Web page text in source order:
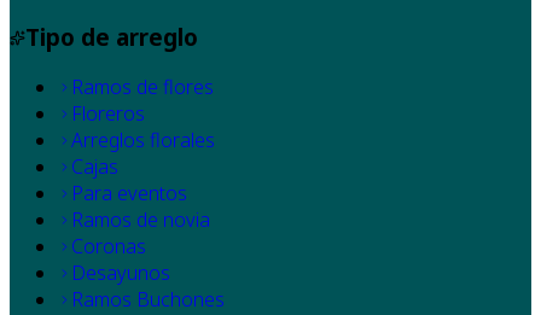
Tipo de arreglo
Ramos de flores
Floreros
Arreglos florales
Cajas
Para eventos
Ramos de novia
Coronas
Desayunos
Ramos Buchones